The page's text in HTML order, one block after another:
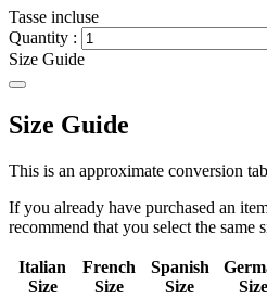
Tasse incluse
Quantity :
Size Guide
Size Guide
This is an approximate conversion
If you already have purchased an
recommend that you select the same
Italian
Size
French
Size
Spanish
Size
Size